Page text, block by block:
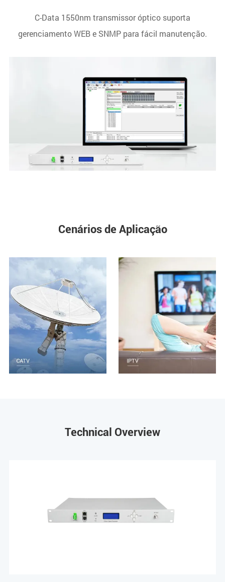
C-Data 1550nm transmissor óptico suporta
gerenciamento WEB e SNMP para fácil manutenção.
Cenários de Aplicação
Technical Overview